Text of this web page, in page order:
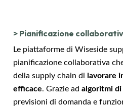
> Pianificazione
Le piattaforme di Wiseside
pianificazione collaborativa
della supply chain di lavorare
efficace. Grazie ad algoritmi di
previsioni di domanda e